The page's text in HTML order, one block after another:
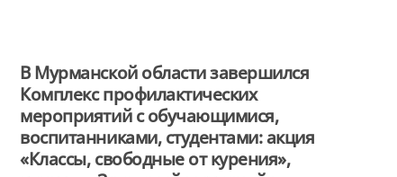
В Мурманской области завершился
Комплекс профилактических
мероприятий с обучающимися,
воспитанниками, студентами: акция
«Классы, свободные от курения»,